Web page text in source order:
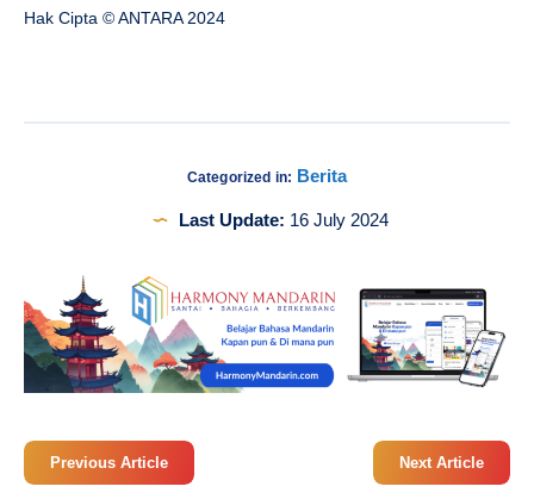
Hak Cipta © ANTARA 2024
Categorized in: Berita
Last Update: 16 July 2024
Previous Article Next Article